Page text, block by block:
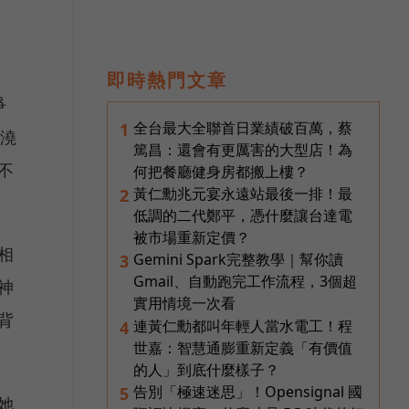
即時熱門文章
1 全台最大全聯首日業績破百萬，蔡
篤昌：還會有更厲害的大型店！為
何把餐廳健身房都搬上樓？
2 黃仁勳兆元宴永遠站最後一排！最
低調的二代鄭平，憑什麼讓台達電
被市場重新定價？
3 Gemini Spark完整教學｜幫你讀
Gmail、自動跑完工作流程，3個超
實用情境一次看
4 連黃仁勳都叫年輕人當水電工！程
世嘉：智慧通膨重新定義「有價值
的人」到底什麼樣子？
5 告別「極速迷思」！Opensignal 國